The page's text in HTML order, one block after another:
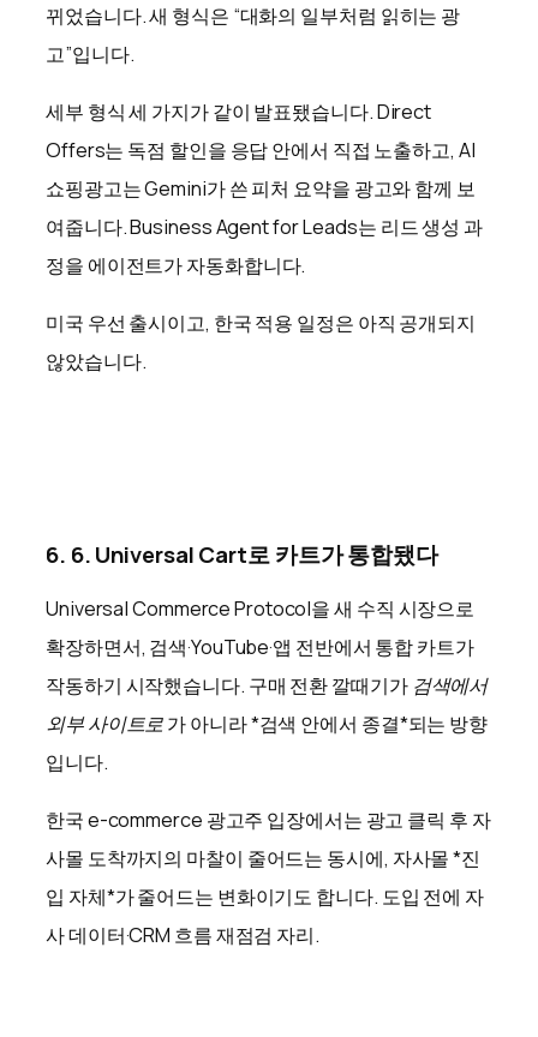
뀌었습니다. 새 형식은 “대화의 일부처럼 읽히는 광
고”입니다.
세부 형식 세 가지가 같이 발표됐습니다. Direct
Offers는 독점 할인을 응답 안에서 직접 노출하고, AI
쇼핑광고는 Gemini가 쓴 피처 요약을 광고와 함께 보
여줍니다. Business Agent for Leads는 리드 생성 과
정을 에이전트가 자동화합니다.
미국 우선 출시이고, 한국 적용 일정은 아직 공개되지
않았습니다.
6. 6. Universal Cart로 카트가 통합됐다
Universal Commerce Protocol을 새 수직 시장으로
확장하면서, 검색·YouTube·앱 전반에서 통합 카트가
작동하기 시작했습니다. 구매 전환 깔때기가 검색에서
외부 사이트로가 아니라 *검색 안에서 종결*되는 방향
입니다.
한국 e-commerce 광고주 입장에서는 광고 클릭 후 자
사몰 도착까지의 마찰이 줄어드는 동시에, 자사몰 *진
입 자체*가 줄어드는 변화이기도 합니다. 도입 전에 자
사 데이터·CRM 흐름 재점검 자리.